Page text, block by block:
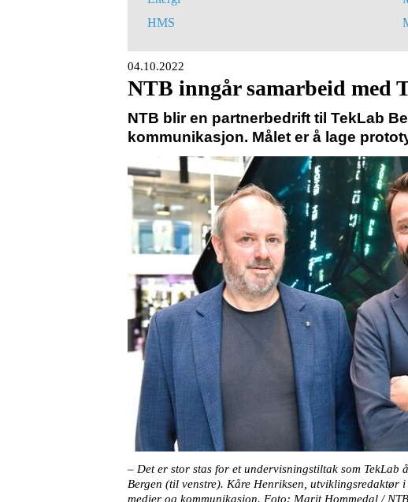
HMS
04.10.2022
NTB inngår samarbeid med
NTB blir en partnerbedrift til TekLab
kommunikasjon. Målet er å lage
– Det er stor stas for et undervisningstiltak som TekLab
Bergen (til venstre). Kåre Henriksen,
medier og kommunikasjon. Foto: Marit Hommedal / NTB